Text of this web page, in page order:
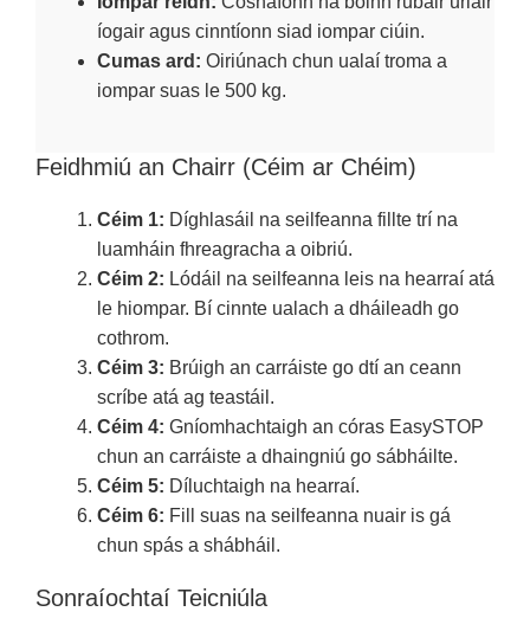
íogair agus cinntíonn siad iompar ciúin.
Cumas ard: Oiriúnach chun ualaí troma a
iompar suas le 500 kg.
Feidhmiú an Chairr (Céim ar Chéim)
Céim 1: Díghlasáil na seilfeanna fillte trí na
luamháin fhreagracha a oibriú.
Céim 2: Lódáil na seilfeanna leis na hearraí atá
le hiompar. Bí cinnte ualach a dháileadh go
cothrom.
Céim 3: Brúigh an carráiste go dtí an ceann
scríbe atá ag teastáil.
Céim 4: Gníomhachtaigh an córas EasySTOP
chun an carráiste a dhaingniú go sábháilte.
Céim 5: Díluchtaigh na hearraí.
Céim 6: Fill suas na seilfeanna nuair is gá
chun spás a shábháil.
Sonraíochtaí Teicniúla